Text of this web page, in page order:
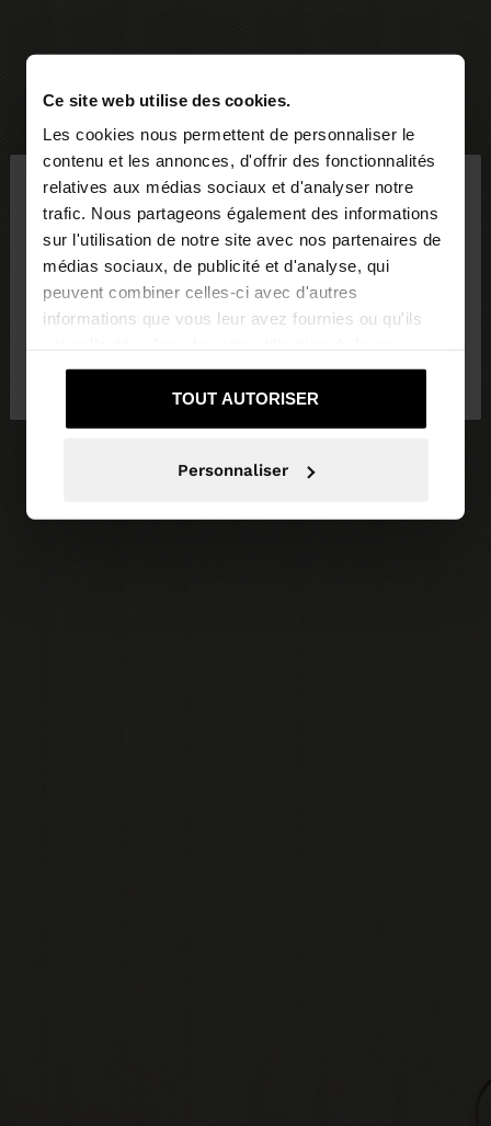
Ce site web utilise des cookies.
Les cookies nous permettent de personnaliser le
contenu et les annonces, d'offrir des fonctionnalités
relatives aux médias sociaux et d'analyser notre
trafic. Nous partageons également des informations
sur l'utilisation de notre site avec nos partenaires de
médias sociaux, de publicité et d'analyse, qui
peuvent combiner celles-ci avec d'autres
informations que vous leur avez fournies ou qu'ils
services.
TOUT AUTORISER
Personnaliser
bonjour ×
Vous accédez au site depuis Suisse. Voulez-vous
parcourir notre site au United States?